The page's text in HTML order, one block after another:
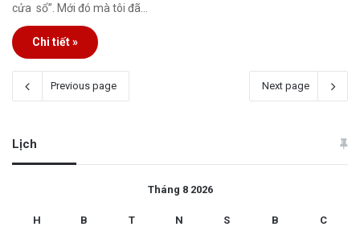
cửa sổ”. Mới đó mà tôi đã…
Chi tiết »
Previous page Next page
Lịch
Tháng 8 2026
H B T N S B C